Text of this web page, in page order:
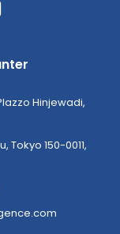
Hinjewadi,
Tokyo 150-0011,